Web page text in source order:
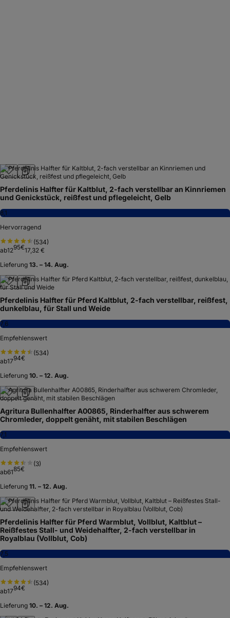
Pferdelinis Halfter für Kaltblut, 2-fach verstellbar an Kinnriemen
und Genickstück, reißfest und pflegeleicht, Gelb
8,1
Hervorragend
(534)
ab1295€17,32 €
Lieferung 13. – 14. Aug.
Pferdelinis Halfter für Pferd Kaltblut, 2-fach verstellbar, reißfest,
dunkelblau, für Stall und Weide
7,6
Empfehlenswert
(534)
ab1794€
Lieferung 10. – 12. Aug.
Agritura Bullenhalfter A00865, Rinderhalfter aus schwerem
Chromleder, doppelt genäht, mit stabilen Beschlägen
7,1
Empfehlenswert
(3)
ab6185€
Lieferung 11. – 12. Aug.
Pferdelinis Halfter für Pferd Warmblut, Vollblut, Kaltblut –
Reißfestes Stall- und Weidehalfter, 2-fach verstellbar in
Royalblau (Vollblut, Cob)
7,5
Empfehlenswert
(534)
ab1794€
Lieferung 10. – 12. Aug.